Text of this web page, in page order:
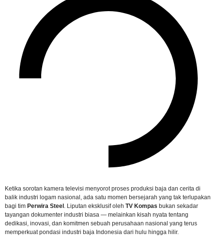
Ketika sorotan kamera televisi menyorot proses produksi baja dan cerita di
balik industri logam nasional, ada satu momen bersejarah yang tak terlupakan
bagi tim Perwira Steel . Liputan eksklusif oleh TV Kompas bukan sekadar
tayangan dokumenter industri biasa — melainkan kisah nyata tentang
dedikasi, inovasi, dan komitmen sebuah perusahaan nasional yang terus
memperkuat pondasi industri baja Indonesia dari hulu hingga hilir.